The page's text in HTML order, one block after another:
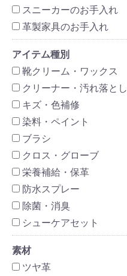
スニーカーのお手入れ
革製家具のお手入れ
アイテム種別
靴クリーム・ワックス
クリーナー・汚れ落とし
キズ・色補修
染料・ペイント
ブラシ
クロス・グローブ
栄養補給・保革
防水スプレー
除菌・消臭
シューケアセット
素材
ツヤ革